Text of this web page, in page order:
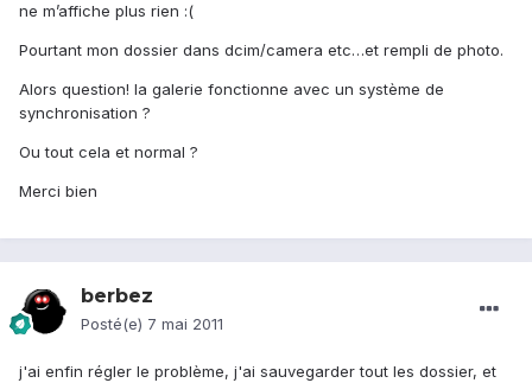
ne m’affiche plus rien :(
Pourtant mon dossier dans dcim/camera etc…et rempli de photo.
Alors question! la galerie fonctionne avec un système de
synchronisation ?
Ou tout cela et normal ?
Merci bien
berbez
Posté(e) 7 mai 2011
j'ai enfin régler le problème, j'ai sauvegarder tout les dossier, et